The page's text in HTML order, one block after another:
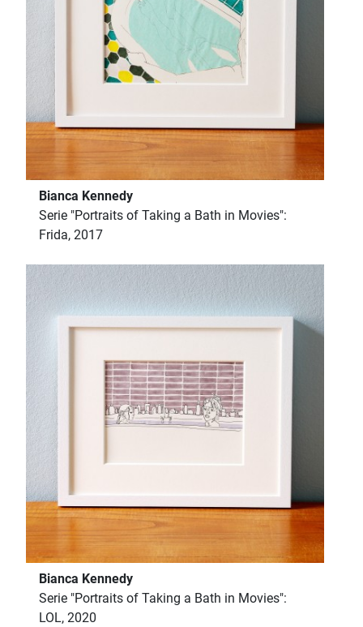
Bianca Kennedy
Serie "Portraits of Taking a Bath in Movies":
Frida, 2017
Bianca Kennedy
Serie "Portraits of Taking a Bath in Movies":
LOL, 2020